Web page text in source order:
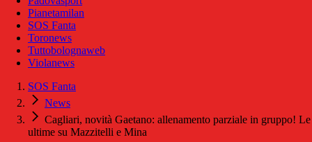
Pianetamilan
SOS Fanta
Toronews
Tuttobolognaweb
Violanews
SOS Fanta
News
Cagliari, novità Gaetano: allenamento parziale in gruppo! Le
ultime su Mazzitelli e Mina